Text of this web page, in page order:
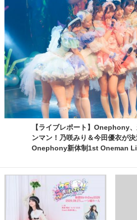
【ライブレポート】Onephony
ンマン！乃咲みり＆今田優衣が決
Onephony新体制1st Oneman